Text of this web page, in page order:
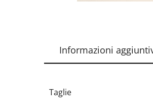
Informazioni
Taglie